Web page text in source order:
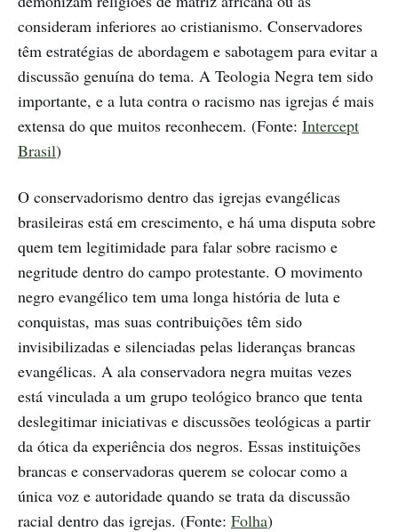
consideram inferiores ao cristianismo. Conservadores
têm estratégias de abordagem e sabotagem para evitar a
discussão genuína do tema. A Teologia Negra tem sido
importante, e a luta contra o racismo nas igrejas é mais
extensa do que muitos reconhecem. (Fonte: Intercept
Brasil)
O conservadorismo dentro das igrejas evangélicas
brasileiras está em crescimento, e há uma disputa sobre
quem tem legitimidade para falar sobre racismo e
negritude dentro do campo protestante. O movimento
negro evangélico tem uma longa história de luta e
conquistas, mas suas contribuições têm sido
invisibilizadas e silenciadas pelas lideranças brancas
evangélicas. A ala conservadora negra muitas vezes
está vinculada a um grupo teológico branco que tenta
deslegitimar iniciativas e discussões teológicas a partir
da ótica da experiência dos negros. Essas instituições
brancas e conservadoras querem se colocar como a
única voz e autoridade quando se trata da discussão
racial dentro das igrejas. (Fonte: Folha)